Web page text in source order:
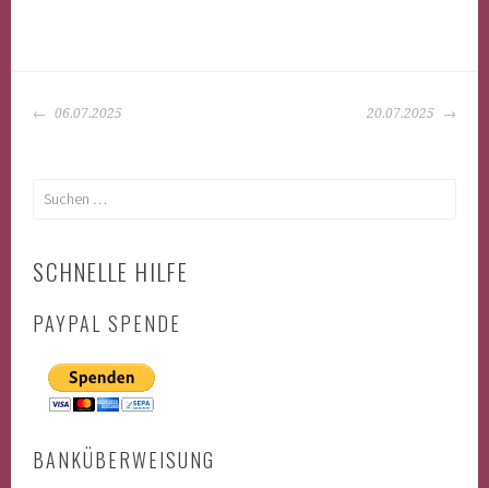
BEITRAGS-
06.07.2025 20.07.2025
Suchen
SCHNELLE HILFE
PAYPAL SPENDE
BANKÜBERWEISUNG